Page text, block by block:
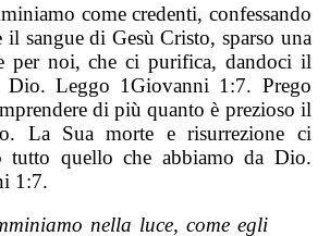
come credenti, confessando
il sangue di Gesù Cristo, sparso una
per noi, che ci purifica, dandoci il
Dio. Leggo 1Giovanni 1:7. Prego
di più quanto è prezioso il
La Sua morte e risurrezione ci
tutto quello che abbiamo da Dio.
1:7.
nella luce, come egli